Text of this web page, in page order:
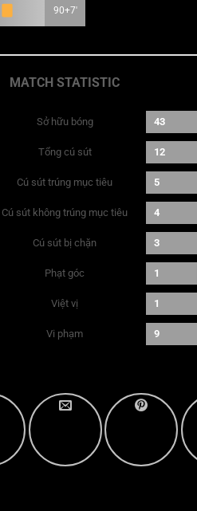
90+7'
MATCH STATISTIC
Sở hữu bóng 43
Tổng cú sút 12
Cú sút trúng mục tiêu 5
Cú sút không trúng mục tiêu 4
Cú sút bị chặn 3
Phạt góc 1
Việt vị 1
Vi phạm 9